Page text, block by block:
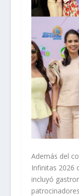
Además del
Infinitas 2026
incluyó